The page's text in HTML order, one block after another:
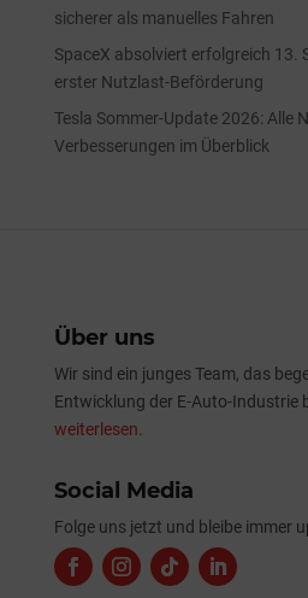
sicherer als manuelles Fahren
SpaceX absolviert erfolgreich 13.
erster Nutzlast-Beförderung
Tesla Sommer-Update 2026: Alle
Verbesserungen im Überblick
Über uns
Wir sind ein junges Team, das
Entwicklung der E-Auto-Industrie
weiterlesen.
Social Media
Folge uns jetzt und bleibe immer